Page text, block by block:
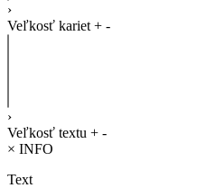
›
Veľkosť kariet + -
›
Veľkosť textu + -
× INFO
Text